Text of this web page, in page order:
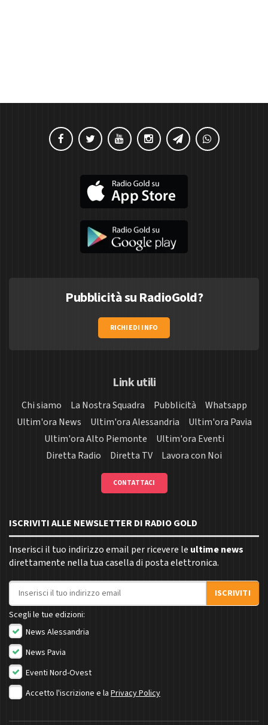
Pubblicità su RadioGold?
RICHIEDI INFO
Link utili
Chi siamo La Nostra Squadra Pubblicità
Whatsapp
Ultim'ora News
Ultim'ora Alessandria
Ultim'ora Pavia
Ultim'ora Alto Piemonte
Ultim'ora Eventi
Diretta Radio
Diretta TV Lavora con Noi
CONTATTACI
ISCRIVITI ALLE NEWSLETTER DI RADIO GOLD
Inserisci il tuo indirizzo email per ricevere le ultime news
direttamente nella tua casella di posta elettronica.
Indirizzo email
ISCRIVITI
Scegli le tue edizioni:
News Alessandria
News Pavia
Eventi Nord-Ovest
Accetto l'iscrizione e la Privacy Policy